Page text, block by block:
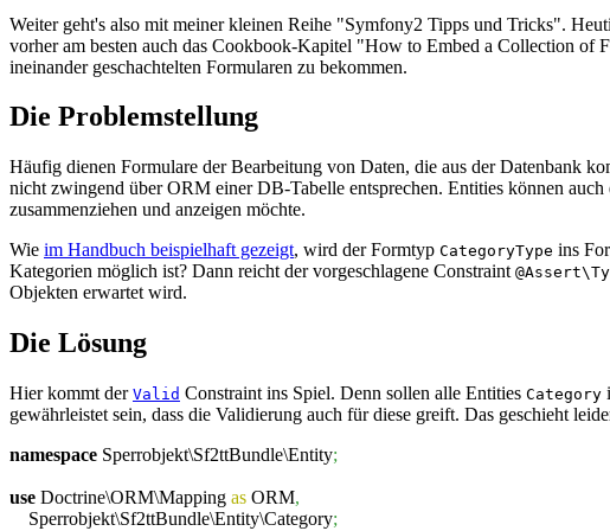
Weiter geht's also mit meiner kleinen Reihe "Symfony2 Tipps und Tricks".
vorher am besten auch das Cookbook-Kapitel "How to Embed a Collection of
ineinander geschachtelten Formularen zu bekommen.
Die Problemstellung
Häufig dienen Formulare der Bearbeitung von Daten, die aus der Datenbank
nicht zwingend über ORM einer DB-Tabelle entsprechen. Entities können
zusammenziehen und anzeigen möchte.
Wie im Handbuch beispielhaft gezeigt, wird der Formtyp CategoryType ins
Kategorien möglich ist? Dann reicht der vorgeschlagene Constraint
Objekten erwartet wird.
Die Lösung
Hier kommt der Valid Constraint ins Spiel. Denn sollen alle Entities Category
gewährleistet sein, dass die Validierung auch für diese greift. Das geschieht
namespace Sperrobjekt\Sf2ttBundle\Entity;
use Doctrine\ORM\Mapping as ORM,
Sperrobjekt\Sf2ttBundle\Entity\Category;